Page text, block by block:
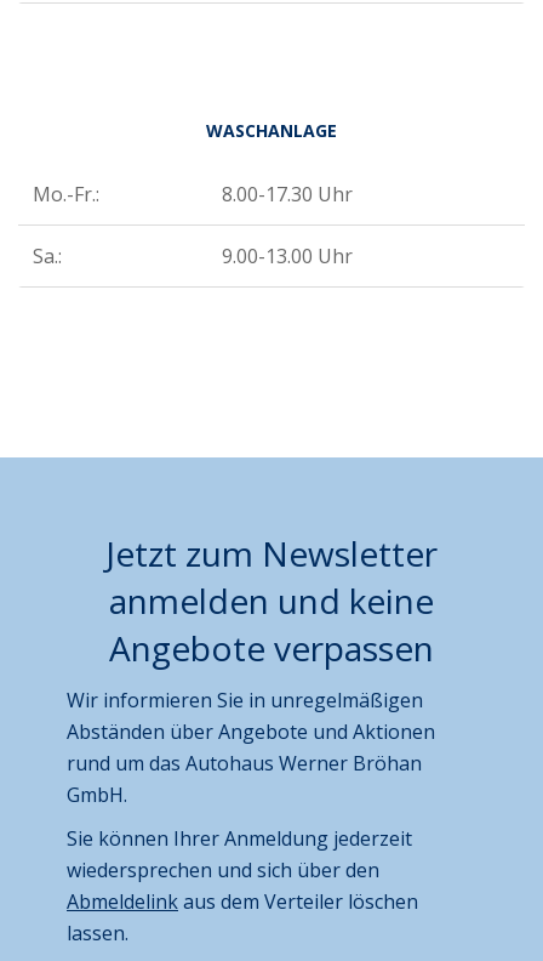
WASCHANLAGE
Mo.-Fr.: 8.00-17.30 Uhr
Sa.: 9.00-13.00 Uhr
Jetzt zum Newsletter
anmelden und keine
Angebote verpassen
Wir informieren Sie in unregelmäßigen
Abständen über Angebote und Aktionen
rund um das Autohaus Werner Bröhan
GmbH.
Sie können Ihrer Anmeldung jederzeit
wiedersprechen und sich über den
Abmeldelinkaus dem Verteiler löschen
lassen.